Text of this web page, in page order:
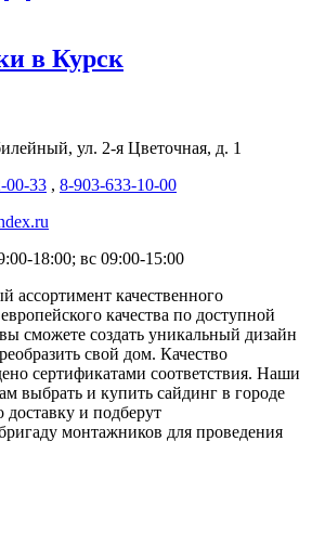
в Курск
ул. 2-я Цветочная, д. 1
00-33 , 8-903-633-10-00
18:00; вс 09:00-15:00
ассортимент качественного
качества по доступной
сможете создать уникальный дизайн
свой дом. Качество
сертификатами соответствия. Наши
выбрать и купить сайдинг в городе
доставку и подберут
монтажников для проведения